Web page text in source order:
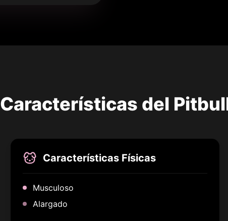
Características del
Características Físicas
Musculoso
Alargado